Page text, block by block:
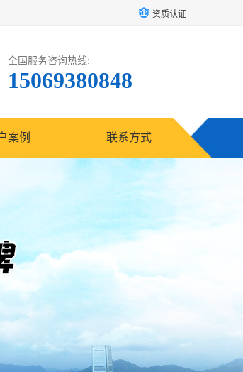
资质认证
全国服务咨询热线:
15069380848
案例 联系方式